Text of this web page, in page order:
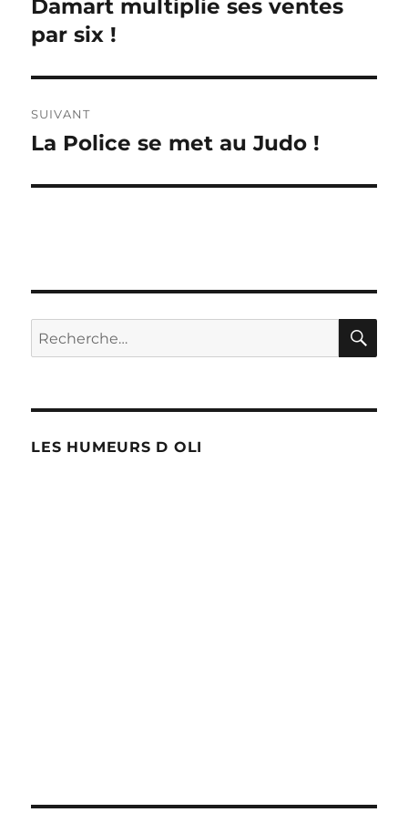
l’article
Publication
précédente :
Damart multiplie ses ventes
par six !
SUIVANT
Publication
La Police se met au Judo !
Recherche
pour :
LES HUMEURS D OLI